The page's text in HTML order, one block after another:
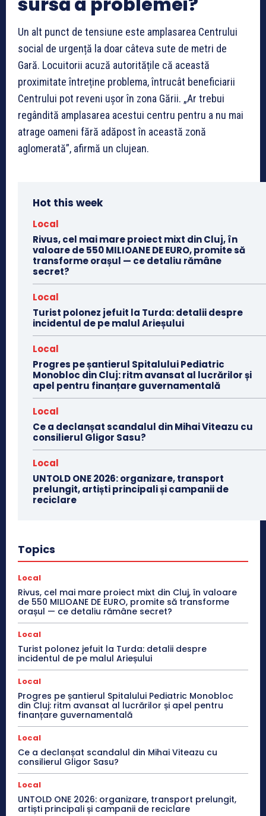
Un alt punct de tensiune este amplasarea Centrului
social de urgență la doar câteva sute de metri de
Gară. Locuitorii acuză autoritățile că această
proximitate întreține problema, întrucât beneficiarii
Centrului pot reveni ușor în zona Gării. „Ar trebui
regândită amplasarea acestui centru pentru a nu mai
atrage oameni fără adăpost în această zonă
aglomerată”, afirmă un clujean.
Hot this week
Local
Rivus, cel mai mare proiect mixt din Cluj, în
valoare de 550 MILIOANE DE EURO, promite să
transforme orașul — ce detaliu rămâne
secret?
Local
Turist polonez jefuit la Turda: detalii despre
incidentul de pe malul Arieșului
Local
Progres pe șantierul Spitalului Pediatric
Monobloc din Cluj: ritm avansat al lucrărilor și
apel pentru finanțare guvernamentală
Local
Ce a declanșat scandalul din Mihai Viteazu cu
consilierul Gligor Sasu?
Local
UNTOLD ONE 2026: organizare, transport
prelungit, artiști principali și campanii de
reciclare
Topics
Local
Rivus, cel mai mare proiect mixt din Cluj, în valoare
de 550 MILIOANE DE EURO, promite să transforme
orașul — ce detaliu rămâne secret?
Local
Turist polonez jefuit la Turda: detalii despre
incidentul de pe malul Arieșului
Local
Progres pe șantierul Spitalului Pediatric Monobloc
din Cluj: ritm avansat al lucrărilor și apel pentru
finanțare guvernamentală
Local
Ce a declanșat scandalul din Mihai Viteazu cu
consilierul Gligor Sasu?
Local
UNTOLD ONE 2026: organizare, transport prelungit,
artiști principali și campanii de reciclare